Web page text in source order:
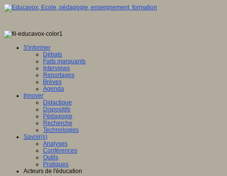
S'informer
Débats
Faits marquants
Interviews
Reportages
Brèves
Agenda
Innover
Didactique
Dispositifs
Pédagogie
Recherche
Technologies
Savoir(s)
Analyses
Conférences
Outils
Pratiques
Acteurs de l'éducation